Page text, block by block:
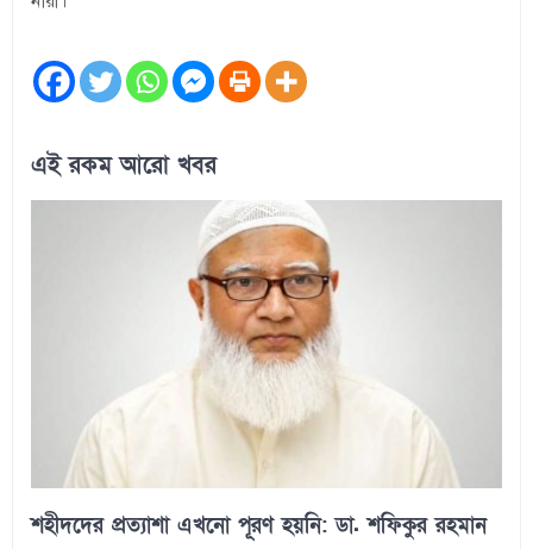
এই রকম আরো খবর
শহীদদের প্রত্যাশা এখনো পূরণ হয়নি: ডা. শফিকুর রহমান